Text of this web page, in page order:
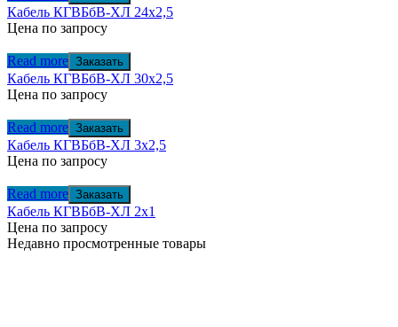
Кабель КГВБбВ-ХЛ 24х2,5
Цена по запросу
Read more Заказать
Кабель КГВБбВ-ХЛ 30х2,5
Цена по запросу
Read more Заказать
Кабель КГВБбВ-ХЛ 3х2,5
Цена по запросу
Read more Заказать
Кабель КГВБбВ-ХЛ 2х1
Цена по запросу
Недавно просмотренные товары